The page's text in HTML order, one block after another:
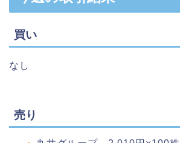
買い
なし
売り